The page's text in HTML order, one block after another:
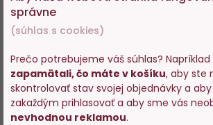
správne
(súhlas s cookies)
Prečo potrebujeme váš súhlas?
zapamätali, čo máte v košíku, aby ste
skontrolovať stav svojej objednávky a
zakaždým prihlasovať a aby sme vás
nevhodnou reklamou.
Vstupujete na
predajom alkoholu.
potvrďte, že Vám už